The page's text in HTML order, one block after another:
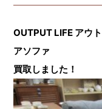
OUTPUT LIFE アウ
アソファ
買取しました！